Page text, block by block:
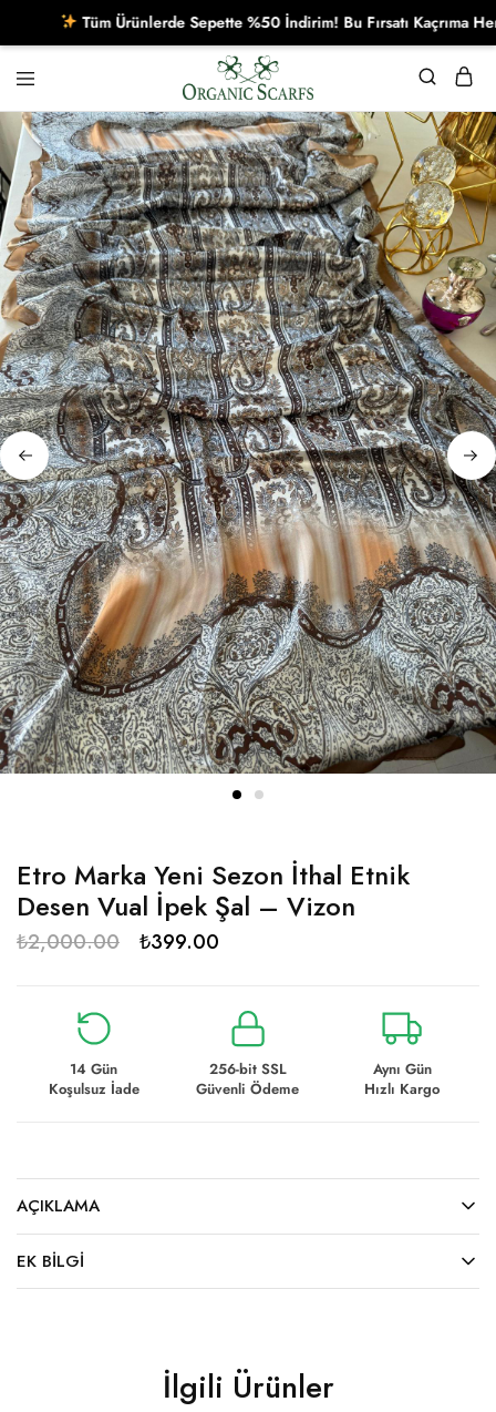
Organikscarf
Etro Marka Yeni Sezon İthal Etnik
Desen Vual İpek Şal – Vizon
₺2,000.00 ₺399.00
14 Gün
Koşulsuz İade
256-bit SSL
Güvenli Ödeme
Aynı Gün
Hızlı Kargo
AÇIKLAMA
EK BILGI
İlgili Ürünler
Tüm Ürünlerde Sepette %50 İndirim! Bu Fırsatı Kaçrıma